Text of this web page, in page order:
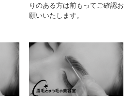
りのある方は前もってご確認お
願いいたします。